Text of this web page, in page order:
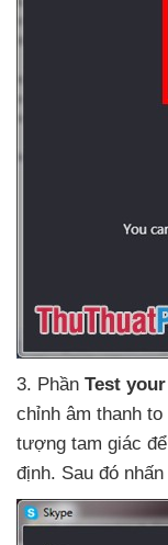
3. Phần Test
chỉnh âm thanh
tượng tam giác
định. Sau đó nhấn